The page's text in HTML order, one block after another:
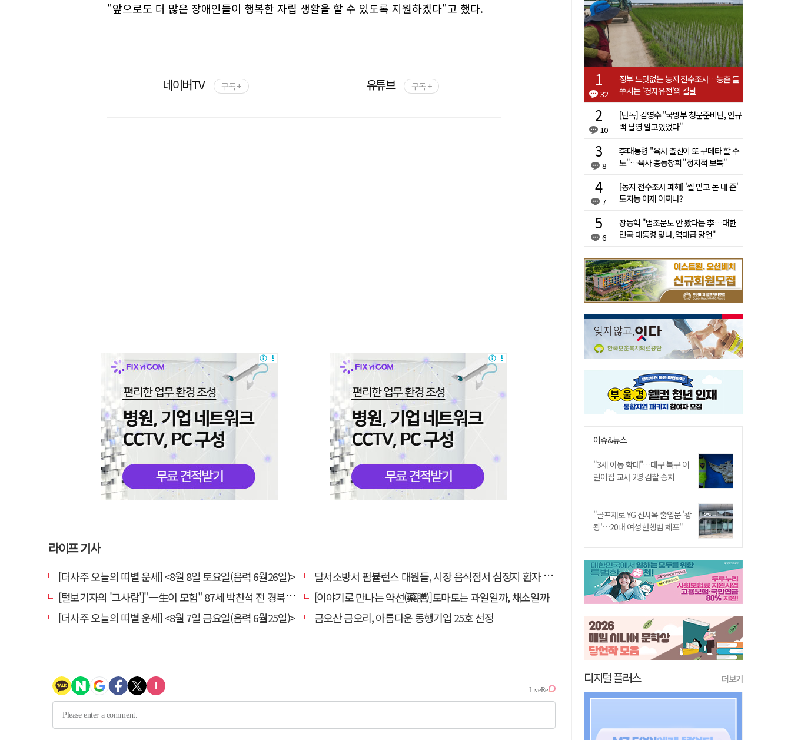
"앞으로도 더 많은 장애인들이 행복한 자립 생활을 할 수 있도록 지원하겠다"고 했다.
네이버TV 구독 + 유튜브 구독 +
라이프 기사
[더사주 오늘의 띠별 운세] <8월 8일 토요일(음력 6월26일)>
달서소방서 펌뷸런스 대원들, 시장 음식점서 심정지 환자 생명 살려
[털보기자의 '그사람']"一生이 모험" 87세 박찬석 전 경북대 총장
[이야기로 만나는 약선(藥膳)]토마토는 과일일까, 채소일까
[더사주 오늘의 띠별 운세] <8월 7일 금요일(음력 6월25일)>
금오산 금오리, 아름다운 동행기업 25호 선정
32
정부 느닷없는 농지 전수조사…농촌 들
쑤시는 '경자유전'의 칼날
10
[단독] 김영수 "국방부 청문준비단, 안규
백 탈영 알고있었다"
8
李대통령 "육사 출신이 또 쿠데타 할 수
도"…육사 총동창회 "정치적 보복"
7
[농지 전수조사 폐해] '쌀 받고 논 내 준'
도지농 이제 어쩌나?
6
장동혁 "법조문도 안 봤다는 李…대한
민국 대통령 맞나, 역대급 망언"
이슈&뉴스
"3세 아동 학대"…대구 북구 어
린이집 교사 2명 검찰 송치
"골프채로 YG 신사옥 출입문 '쾅
쾅'…20대 여성 현행범 체포"
디지털 플러스 더보기